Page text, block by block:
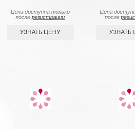
Цена доступна только
послерегистрации
УЗНАТЬ ЦЕНУ
Цена
после
УЗНАТЬ